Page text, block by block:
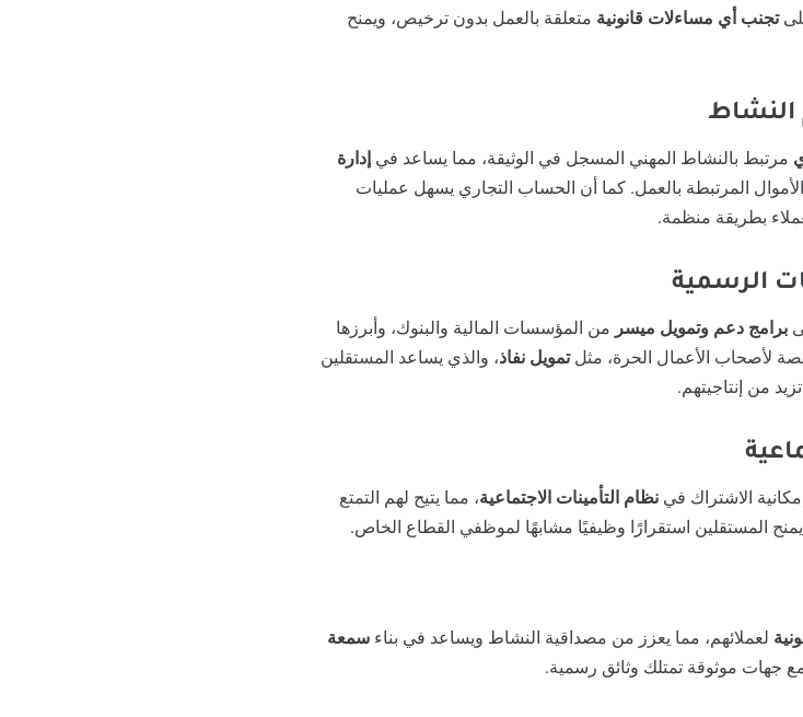
تجنب أي مساءلات قانونية متعلقة بالعمل بدون ترخيص، ويمنح
مرتبط بالنشاط المهني المسجل في الوثيقة، مما يساعد فيإدارة
المرتبطة بالعمل. كما أن الحساب التجاري يسهل عمليات
بطريقة منظمة.
برامج دعم وتمويل ميسر من المؤسسات المالية والبنوك، وأبرزها
لأصحاب الأعمال الحرة، مثلتمويل نفاذ، والذي يساعد المستقلين
من إنتاجيتهم.
الاشتراك فينظام التأمينات الاجتماعية، مما يتيح لهم التمتع
المستقلين استقرارًا وظيفيًا مشابهًا لموظفي القطاع الخاص.
لعملائهم، مما يعزز من مصداقية النشاط ويساعد في بناءسمعة
جهات موثوقة تمتلك وثائق رسمية.